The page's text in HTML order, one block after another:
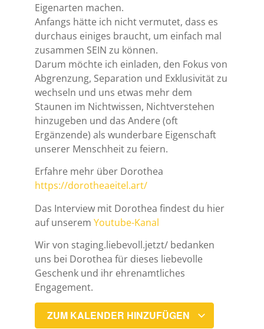
Eigenarten machen.
Anfangs hätte ich nicht vermutet, dass es
durchaus einiges braucht, um einfach mal
zusammen SEIN zu können.
Darum möchte ich einladen, den Fokus von
Abgrenzung, Separation und Exklusivität zu
wechseln und uns etwas mehr dem
Staunen im Nichtwissen, Nichtverstehen
hinzugeben und das Andere (oft
Ergänzende) als wunderbare Eigenschaft
unserer Menschheit zu feiern.
Erfahre mehr über Dorothea
https://dorotheaeitel.art/
Das Interview mit Dorothea findest du hier
auf unseremYoutube-Kanal
Wir von staging.liebevoll.jetzt/ bedanken
uns bei Dorothea für dieses liebevolle
Geschenk und ihr ehrenamtliches
Engagement.
ZUM KALENDER HINZUFÜGEN